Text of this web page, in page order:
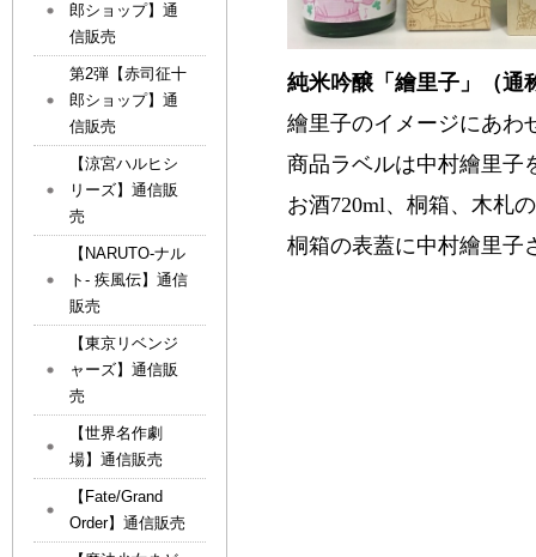
純米吟醸「繪里子」（通
繪里子のイメージにあわ
商品ラベルは中村繪里子
お酒720ml、 桐箱、木札
桐箱の表蓋に中村繪里子
郎ショップ】通
信販売
第2弾【赤司征十
郎ショップ】通
信販売
【涼宮ハルヒシ
リーズ】通信販
売
【NARUTO-ナル
ト- 疾風伝】通信
販売
【東京リベンジ
ャーズ】通信販
売
【世界名作劇
場】通信販売
【Fate/Grand
Order】通信販売